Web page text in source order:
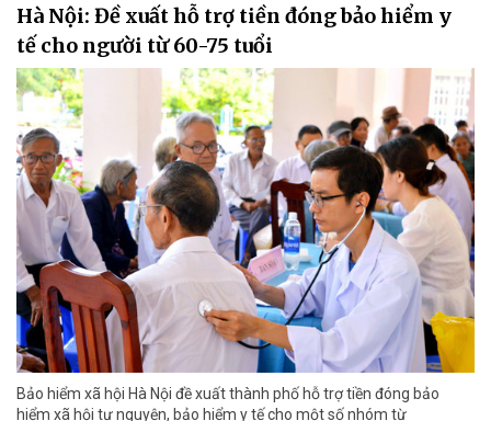
Hà Nội: Đề xuất hỗ trợ tiền đóng bảo hiểm y
tế cho người từ 60-75 tuổi
Bảo hiểm xã hội Hà Nội đề xuất thành phố hỗ trợ tiền đóng bảo
hiểm xã hội tự nguyện, bảo hiểm y tế cho một số nhóm từ